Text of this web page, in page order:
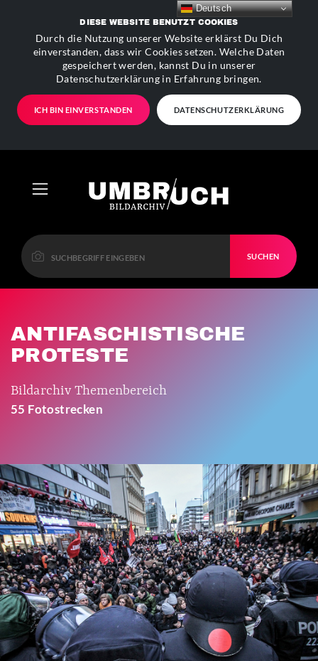
DIESE WEBSITE BENUTZT COOKIES
Durch die Nutzung unserer Website erklärst Du Dich
einverstanden, dass wir Cookies setzen. Welche Daten
gespeichert werden, kannst Du in unserer
Datenschutzerklärung in Erfahrung bringen.
ICH BIN EINVERSTANDEN DATENSCHUTZERKLÄRUNG
SUCHEN
ANTIFASCHISTISCHE
PROTESTE
Bildarchiv Themenbereich
55 Fotostrecken
Deutsch